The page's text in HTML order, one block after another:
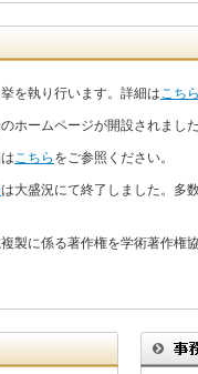
を執り行います。詳細はこちら
ホームページが開設されました
こちら をご参照ください。
は大盛況にて終了しました。多
製に係る著作権を学術著作権